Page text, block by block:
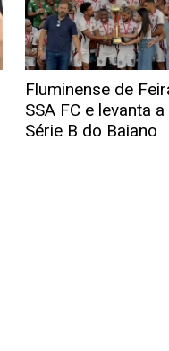
Fluminense de
SSA FC e levanta
Série B do Baiano